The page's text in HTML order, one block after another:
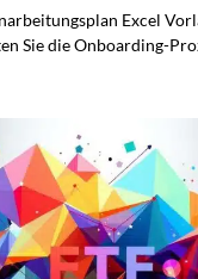
Excel
Sie die Onboarding-